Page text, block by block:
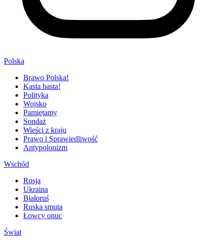
Polska
Brawo Polska!
Kasta basta!
Polityka
Wojsko
Pamiętamy
Sondaż
Wieści z kraju
Prawo i Sprawiedliwość
Antypolonizm
Wschód
Rosja
Ukraina
Białoruś
Ruska smuta
Łowcy onuc
Świat